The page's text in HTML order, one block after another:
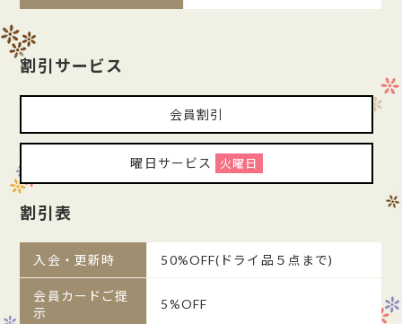
割引サービス
会員割引
曜日サービス 火曜日
割引表
入会・更新時 50%OFF(ドライ品５点まで)
会員カードご提
示
5%OFF